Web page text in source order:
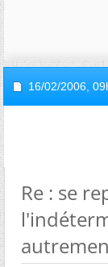
16/02/2006,
Re : se